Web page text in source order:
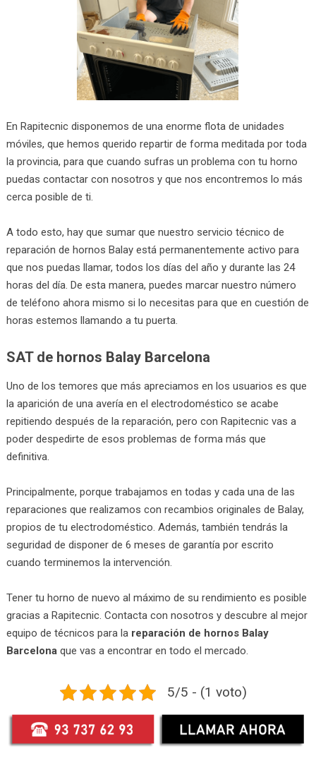
En Rapitecnic disponemos de una enorme flota de unidades
móviles, que hemos querido repartir de forma meditada por toda
la provincia, para que cuando sufras un problema con tu horno
puedas contactar con nosotros y que nos encontremos lo más
cerca posible de ti.
A todo esto, hay que sumar que nuestro servicio técnico de
reparación de hornos Balay está permanentemente activo para
que nos puedas llamar, todos los días del año y durante las 24
horas del día. De esta manera, puedes marcar nuestro número
de teléfono ahora mismo si lo necesitas para que en cuestión de
horas estemos llamando a tu puerta.
SAT de hornos Balay Barcelona
Uno de los temores que más apreciamos en los usuarios es que
la aparición de una avería en el electrodoméstico se acabe
repitiendo después de la reparación, pero con Rapitecnic vas a
poder despedirte de esos problemas de forma más que
definitiva.
Principalmente, porque trabajamos en todas y cada una de las
reparaciones que realizamos con recambios originales de Balay,
propios de tu electrodoméstico. Además, también tendrás la
seguridad de disponer de 6 meses de garantía por escrito
cuando terminemos la intervención.
Tener tu horno de nuevo al máximo de su rendimiento es posible
gracias a Rapitecnic. Contacta con nosotros y descubre al mejor
equipo de técnicos para la reparación de hornos Balay
Barcelonaque vas a encontrar en todo el mercado.
5/5 - (1 voto)